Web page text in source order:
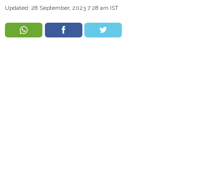
Love
Opinion
Updated: 28 September, 2023 7:28 am IST